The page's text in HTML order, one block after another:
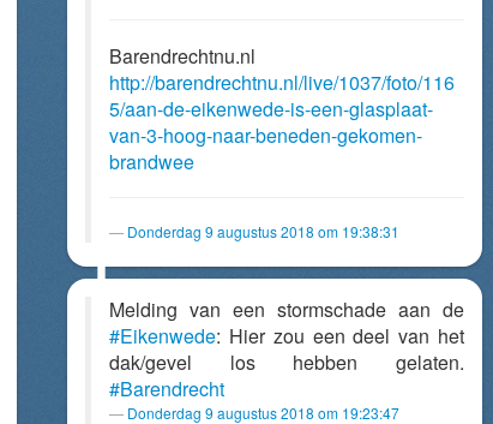
Barendrechtnu.nl
http://barendrechtnu.nl/live/1037/foto/116
5/aan-de-eikenwede-is-een-glasplaat-
van-3-hoog-naar-beneden-gekomen-
brandwee
Donderdag 9 augustus 2018 om 19:38:31
Melding van een stormschade aan de
#Eikenwede: Hier zou een deel van het
dak/gevel los hebben gelaten.
#Barendrecht
Donderdag 9 augustus 2018 om 19:23:47